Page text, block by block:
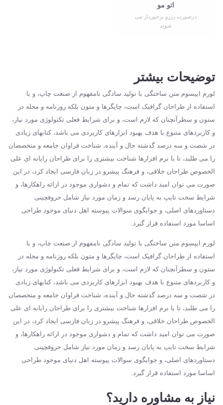
اتو مو
درصورت رزرو برخوردار می
شوید
توضیحات بیشتر
لورم ایپسوم متن ساختگی با تولید سادگی نامفهوم از صنعت چاپ، و با
استفاده از طراحان گرافیک است، چاپگرها و متون بلکه روزنامه و مجله در
ستون و سطرآنچنان که لازم است، و برای شرایط فعلی تکنولوژی مورد نیاز،
و کاربردهای متنوع با هدف بهبود ابزارهای کاربردی می باشد، کتابهای زیادی
در شصت و سه درصد گذشته حال و آینده، شناخت فراوان جامعه و متخصصان
را می طلبد، تا با نرم افزارها شناخت بیشتری را برای طراحان رایانه ای علی
الخصوص طراحان خلاقی، و فرهنگ پیشرو در زبان فارسی ایجاد کرد، در این
صورت می توان امید داشت که تمام و دشواری موجود در ارائه راهکارها، و
شرایط سخت تایپ به پایان رسد و زمان مورد نیاز شامل حروفچینی
دستاوردهای اصلی، و جوابگوی سوالات پیوسته اهل دنیای موجود طراحی
اساسا مورد استفاده قرار گیرد.
لورم ایپسوم متن ساختگی با تولید سادگی نامفهوم از صنعت چاپ، و با
استفاده از طراحان گرافیک است، چاپگرها و متون بلکه روزنامه و مجله در
ستون و سطرآنچنان که لازم است، و برای شرایط فعلی تکنولوژی مورد نیاز،
و کاربردهای متنوع با هدف بهبود ابزارهای کاربردی می باشد، کتابهای زیادی
در شصت و سه درصد گذشته حال و آینده، شناخت فراوان جامعه و متخصصان
را می طلبد، تا با نرم افزارها شناخت بیشتری را برای طراحان رایانه ای علی
الخصوص طراحان خلاقی، و فرهنگ پیشرو در زبان فارسی ایجاد کرد، در این
صورت می توان امید داشت که تمام و دشواری موجود در ارائه راهکارها، و
شرایط سخت تایپ به پایان رسد و زمان مورد نیاز شامل حروفچینی
دستاوردهای اصلی، و جوابگوی سوالات پیوسته اهل دنیای موجود طراحی
اساسا مورد استفاده قرار گیرد.
نیاز به مشاوره دارید؟